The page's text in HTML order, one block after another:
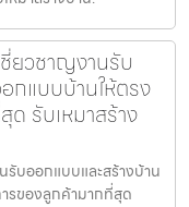
ยวชาญงานรับ
กแบบบ้านให้ตรง
รับเหมาสร้าง
บออกแบบและสร้างบ้าน
รของลูกค้ามากที่สุด